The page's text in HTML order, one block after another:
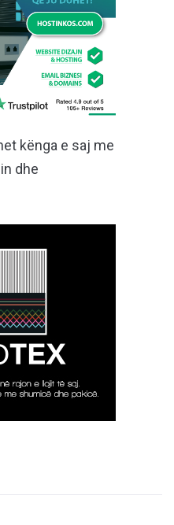
kënga e saj me
dhe